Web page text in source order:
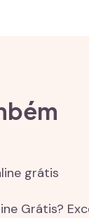
Grátis?